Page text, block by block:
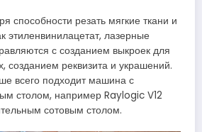
способности резать мягкие ткани и
этиленвинилацетат, лазерные
с созданием выкроек для
созданием реквизита и украшений.
всего подходит машина с
столом, например Raylogic V12
сотовым столом.